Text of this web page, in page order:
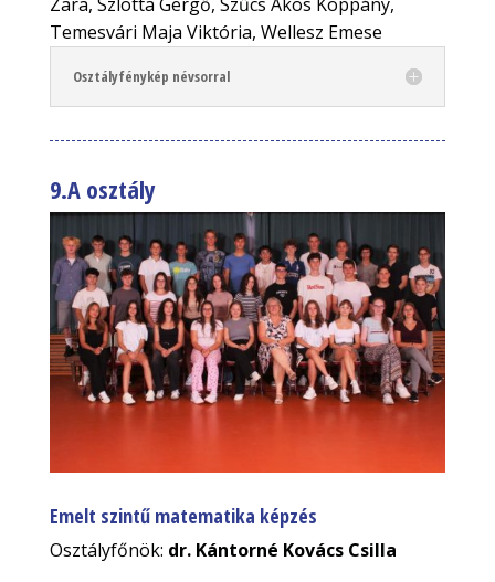
Temesvári Maja Viktória, Wellesz Emese
Osztályfénykép névsorral
9.A osztály
Emelt szintű matematika képzés
Osztályfőnök: dr. Kántorné Kovács Csilla